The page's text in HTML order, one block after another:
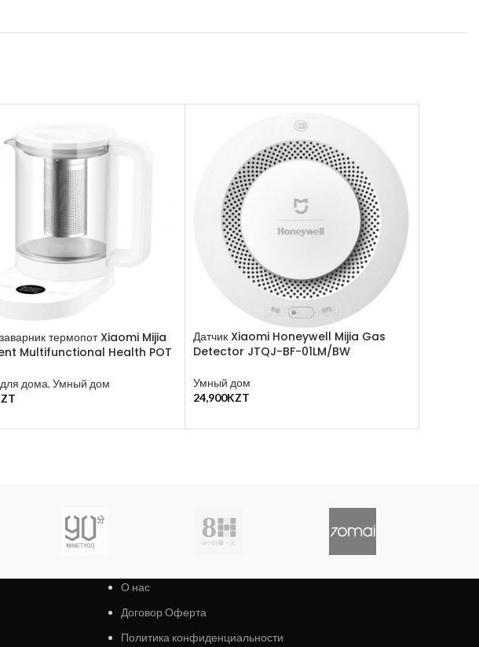
термопот Xiaomi Mijia
Multifunctional Health POT
дома, Умный дом
Датчик Xiaomi Honeywell Mijia Gas
Detector JTQJ-BF-01LM/BW
Умный дом
24,900KZT
О нас
Договор Оферта
Политика конфиденциальности